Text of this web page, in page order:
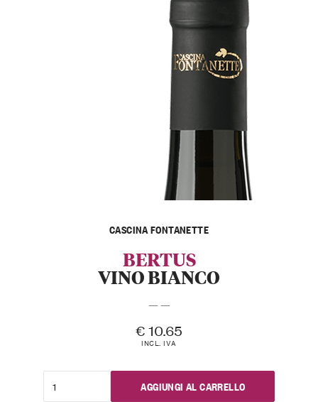
CASCINA FONTANETTE
BERTUS
VINO BIANCO
— —
€ 10.65
INCL. IVA
AGGIUNGI AL CARRELLO